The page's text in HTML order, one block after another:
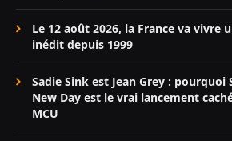
Le 12 août 2026, la France va vivre
inédit depuis 1999
Sadie Sink est Jean Grey : pourquoi
New Day est le vrai lancement
MCU